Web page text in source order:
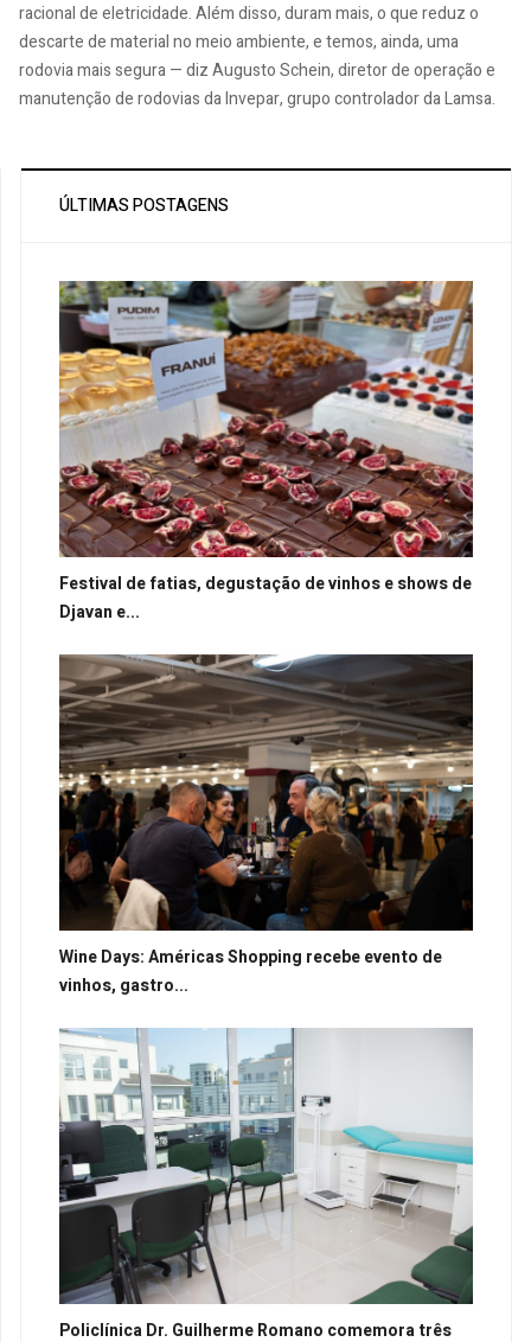
racional de eletricidade. Além disso, duram mais, o que reduz o
descarte de material no meio ambiente, e temos, ainda, uma
rodovia mais segura — diz Augusto Schein, diretor de operação e
manutenção de rodovias da Invepar, grupo controlador da Lamsa.
ÚLTIMAS POSTAGENS
Festival de fatias, degustação de vinhos e shows de
Djavan e...
Wine Days: Américas Shopping recebe evento de
vinhos, gastro...
Policlínica Dr. Guilherme Romano comemora três